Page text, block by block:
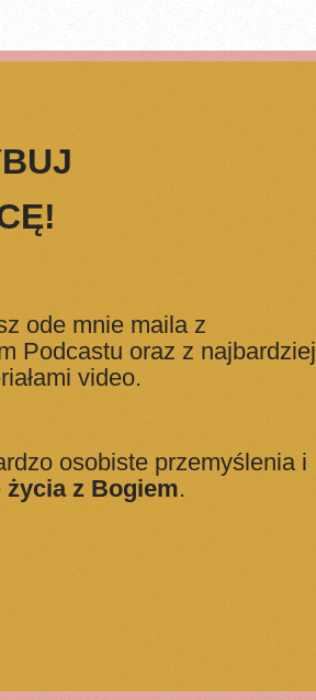
ode mnie maila z
Podcastu oraz z najbardziej
video.
osobiste przemyślenia i
życia z Bogiem.